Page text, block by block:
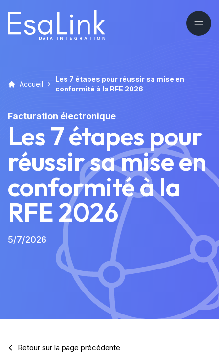
Accueil
Les 7 étapes pour réussir sa mise en
conformité à la RFE 2026
Facturation électronique
Les 7 étapes pour
réussir sa mise en
conformité à la
RFE 2026
5/7/2026
Retour sur la page précédente